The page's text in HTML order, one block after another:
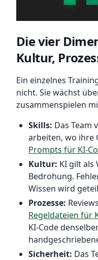
Die vier
Kultur,
Ein einzelnes
nicht. Sie wächst
zusammenspielen
Skills: Das Team
arbeiten, wo ihre
Prompts für KI-
Kultur: KI gilt als
Bedrohung.
Wissen wird
Prozesse:
Regeldateien für
KI-Code
Sicherheit: Das